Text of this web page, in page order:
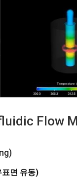
Flow
면 유동)